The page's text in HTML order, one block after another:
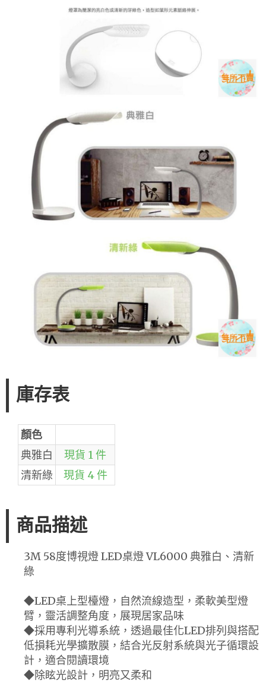
庫存表
顏色
典雅白
現貨 1 件
清新綠
現貨 4 件
商品描述
3M 58度博視燈 LED桌燈 VL6000 典雅白、清新
綠
◆LED桌上型檯燈，自然流線造型，柔軟美型燈
臂，靈活調整角度，展現居家品味
◆採用專利光導系統，透過最佳化LED排列與搭配
低損耗光學擴散膜，結合光反射系統與光子循環設
計，適合閱讀環境
◆除眩光設計，明亮又柔和